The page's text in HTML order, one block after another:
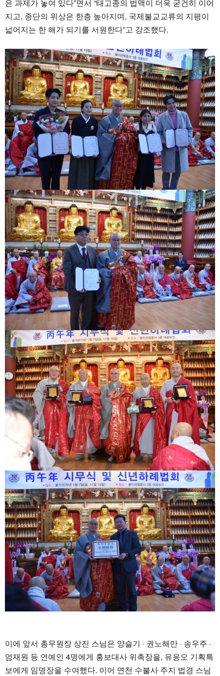
은 과제가 놓여 있다”면서 “태고종의 법맥이 더욱 굳건히 이어
지고, 종단의 위상은 한층 높아지며, 국제불교교류의 지평이
넓어지는 한 해가 되기를 서원한다”고 강조했다.
이에 앞서 총무원장 상진 스님은 양슬기 · 권노해만 · 송우주 ·
엄재원 등 연예인 4명에게 홍보대사 위촉장을, 유응오 기획특
보에게 임명장을 수여했다. 이어 연천 수불사 주지 법경 스님